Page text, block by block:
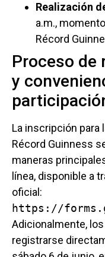
Realización
a.m.,
Récord
Proceso de
y
La inscripción para
Récord Guinness
maneras
línea, disponible a
oficial:
https://
Adicionalmente,
registrarse